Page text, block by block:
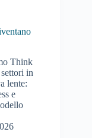
Think
in
lente:
e